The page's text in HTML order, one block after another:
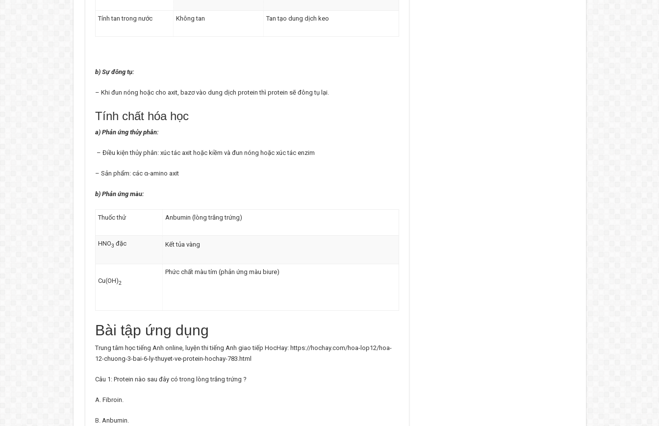
Tính tan trong nước Không tan Tan tạo dung dịch keo
b) Sự đông tụ:
– Khi đun nóng hoặc cho axit, bazơ vào dung dịch protein thì protein sẽ đông tụ lại.
Tính chất hóa học
a) Phản ứng thủy phân:
– Điều kiện thủy phân: xúc tác axit hoặc kiềm và đun nóng hoặc xúc tác enzim
– Sản phẩm: các α-amino axit
b) Phản ứng màu:
Thuốc thử Anbumin (lòng trắng trứng)
HNO3 đặc Kết tủa vàng
Cu(OH)2
Phức chất màu tím (phản ứng màu biure)
Bài tập ứng dụng
Trung tâm học tiếng Anh online, luyện thi tiếng Anh giao tiếp HocHay: https://hochay.com/hoa-lop12/hoa-
12-chuong-3-bai-6-ly-thuyet-ve-protein-hochay-783.html
Câu 1: Protein nào sau đây có trong lòng trắng trứng ?
A. Fibroin.
B. Anbumin.